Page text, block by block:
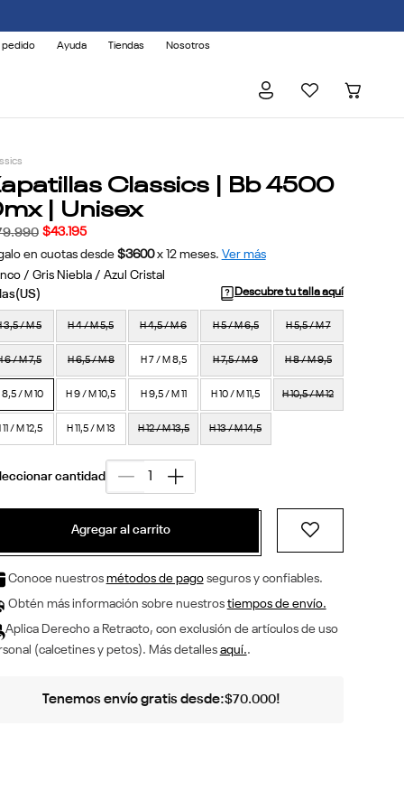
pedido Ayuda Tiendas Nosotros
Classics | Bb 4500
| Unisex
.990 $43.195
en cuotas desde $3600 x 12meses. Ver más
/ Gris Niebla / Azul Cristal
Descubre tu talla aquí
3,5 / M 5 H 4 / M 5,5 H 4,5 / M 6 H 5 / M 6,5 H 5,5 / M 7
6 / M 7,5 H 6,5 / M 8 H 7 / M 8,5 H 7,5 / M 9 H 8 / M 9,5
8,5 / M 10 H 9 / M 10,5 H 9,5 / M 11 H 10 / M 11,5 H 10,5 / M 12
11 / M 12,5 H 11,5 / M 13 H 12 / M 13,5 H 13 / M 14,5
Agregar al carrito
Conoce nuestros métodos de pagoseguros y confiables.
Obtén más información sobre nuestros tiempos de envío.
Aplica Derecho a Retracto, con exclusión de artículos de uso
(calcetines y petos). Más detalles aquí..
Tenemos envío gratis desde:$70.000!